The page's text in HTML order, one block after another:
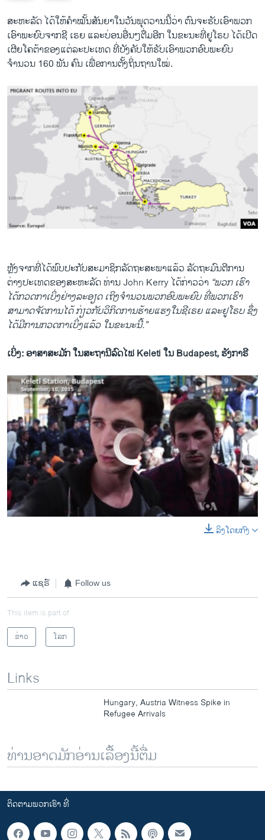
v
i
o
u
s
t
s
l
i
e
ສະຫະລັດ ໄດ້ໃຫ້ຄຳໝັ້ນສັນຍາໃນ​ວັນ​ພຸດ​ວານ​ນີ້ວ່າ ຕົນ​ຈະ​ຮັບ​ເອົາ​ພວກ​
ເອົາ​ພະຍົບຈາກ​ຊີ ​ເຣຍ ​ແລະບ່ອນ​ອື່ນໆຕື່ມອີກ ​ໃນ​ຂະນະ​ທີ່ຢູ​ໂຣບ​ ໄດ້​ເປີດ​
ເຜີຍໂຄຕ້າຂອງ​ແຕ່ລະ​ປະ​ເທດ ທີ່ບັງຄັບໃຫ້ຮັບ​ເອົາພວກ​ອົບ​ພະຍົບ
ຈຳນວນ 160 ພັນ ຄົນ ​ເພື່ອ​ການ​ຕັ້ງ​ຖິ່​ນຖານໃໝ່.
ຫຼັງ​ຈາກ​ທີ່​ໄດ້​ພົບ​ປະ​ກັບ​ສະມາຊິກ​ລັດຖະສະພາ​ແລ້ວ ລັດຖະມົນຕີ​ການ​
ຕ່າງປະ​ເທດ​ຂອງ​ສະຫະລັດ ທ່ານ John Kerry ​ໄດ້​ກ່າວ​ວ່າ “ພວກ ​ເຮົາ​
ໄດ້​ກວດກາ​ເບິ່ງ​ຢ່າງ​ລະອຽດ ​ເຖິງ​ຈຳນວນ​ພວກ​ອົບ​ພະຍົບ ທີ່​ພວກ​ເຮົາ​
ສາມາດ​ຈັດການ​ໄດ້ ກ່ຽວ​ກັບ​ວິ​ກິດ​ການ​ຮ້າຍແຮງ​ໃນ​ຊີ​ເຣຍ ​ແລະ​ຢູ​ໂຣບ ຊຶ່ງ​
ໄດ້ມີການກວດກາເບິ່ງແລ້ວ ​ໃນ​ຂະນະ​ນີ້.”
ເບິ່ງ: ອາສາສະມັກ ໃນສະຖານີລົດໄຟ Keleti ໃນ Budapest, ຮັງກາຣີ
byສຽງອາເມຣິກາ ວີໂອເອລາວ
SHARE
No media source currently available
ລິງໂດຍກົງ
ແຊຣ໌ Follow us
This item is part of
ຂ່າວ
ໂລກ
Links
Hungary, Austria Witness Spike in
Refugee Arrivals
ທ່ານອາດມັກອ່ານເລື້ອງນີ້ຕື່ມ
ຕິດຕາມພວກເຮົາ ທີ່